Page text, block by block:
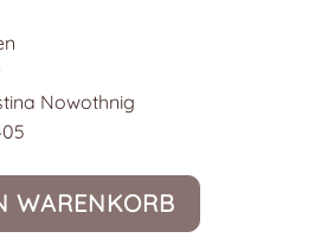
Nowothnig
WARENKORB